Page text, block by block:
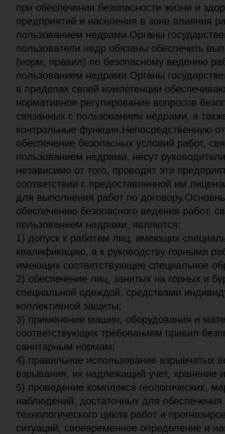
при обеспечении безопасности жизни и
предприятий и населения в зоне влияния
пользованием недрами.Органы
пользователи недр обязаны обеспечить
(норм, правил) по безопасному ведению
пользованием недрами.Органы
в пределах своей компетенции
нормативное регулирование вопросов
связанных с пользованием недрами, а
контрольные функции.Непосредственную
обеспечение безопасных условий работ,
пользованием недрами, несут
независимо от того, проводят эти
соответствии с предоставленной им
для выполнения работ по
обеспечению безопасного ведения работ,
пользованием недрами, являются:
1) допуск к работам лиц, имеющих
квалификацию, а к руководству горными
имеющих соответствующее специальное
2) обеспечение лиц, занятых на горных и
специальной одеждой, средствами
коллективной защиты;
3) применение машин, оборудования и
соответствующих требованиям правил
санитарным нормам;
4) правильное использование взрывчатых
взрывания, их надлежащий учет, хранение
5) проведение комплекса геологических,
наблюдений, достаточных для обеспечения
технологического цикла работ и
ситуаций, своевременное определение и